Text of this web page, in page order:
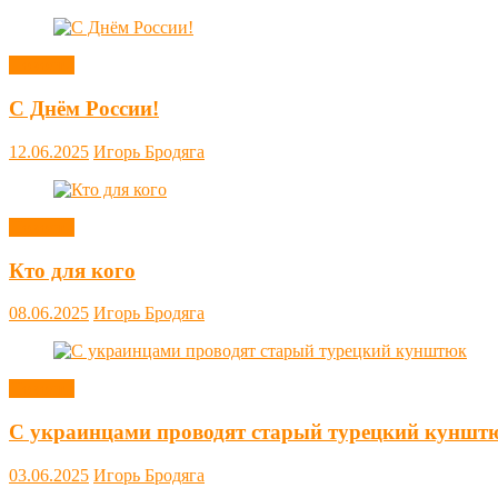
С Днём России!
12.06.2025 Игорь Бродяга
Кто для кого
08.06.2025 Игорь Бродяга
С украинцами проводят старый турецкий
03.06.2025 Игорь Бродяга